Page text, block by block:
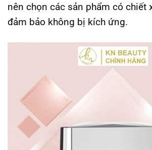
nên chọn các sản phẩm có chiết
đảm bảo không bị kích ứng.